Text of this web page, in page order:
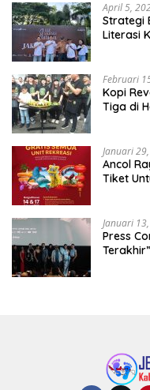
April 5,
​Strategi
Literasi
Februari
Kopi
Tiga di
Januari
Ancol
Tiket
Januari
Press